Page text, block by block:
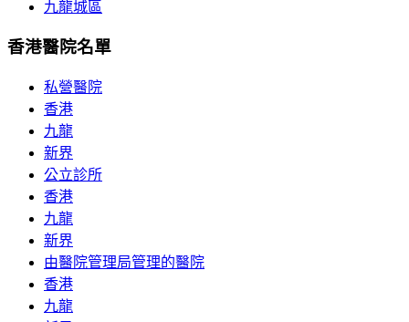
九龍城區
香港醫院名單
私營醫院
香港
九龍
新界
公立診所
香港
九龍
新界
由醫院管理局管理的醫院
香港
九龍